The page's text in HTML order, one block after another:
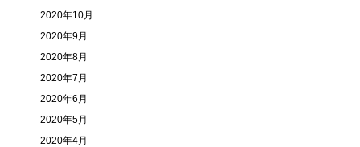
2020年10月
2020年9月
2020年8月
2020年7月
2020年6月
2020年5月
2020年4月